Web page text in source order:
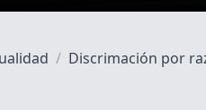
/ Discrimación por